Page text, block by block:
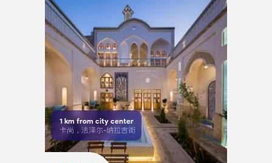
1km from city center
卡尚，法泽尔-纳拉吉街